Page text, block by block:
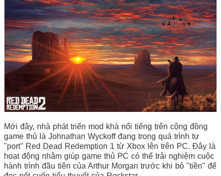
Mới đây, nhà phát triển mod khá nổi tiếng trên cộng đồng
game thủ là Johnathan Wyckoff đang trong quá trình tự
"port" Red Dead Redemption 1 từ Xbox lên trên PC. Đây là
hoạt động nhằm giúp game thủ PC có thể trải nghiệm cuộc
hành trình đầu tiên của Arthur Morgan trước khi bỏ "tiền" để